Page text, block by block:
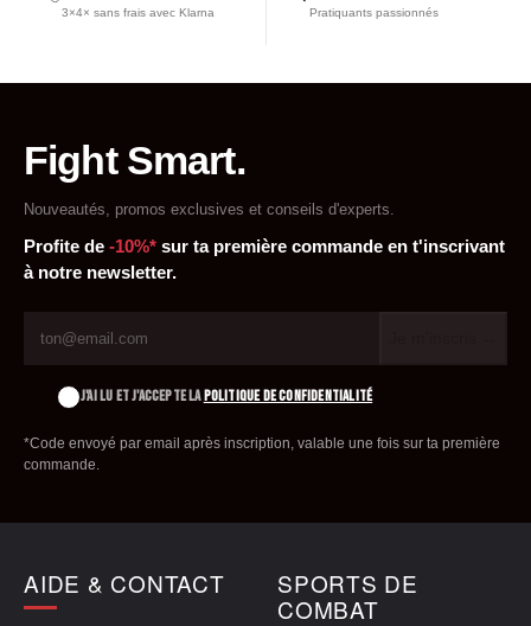
3×4× sans frais avec Klarna
Pratiquants passionnés
Fight Smart.
Nouveautés, promos exclusives et conseils d'experts.
Profite de -10%* sur ta première commande en t'inscrivant
à notre newsletter.
J'AI LU ET J'ACCEPTE LAPOLITIQUE DE CONFIDENTIALITÉ
*Code envoyé par email après inscription, valable une fois sur ta première
commande.
AIDE & CONTACT
SPORTS DE
COMBAT